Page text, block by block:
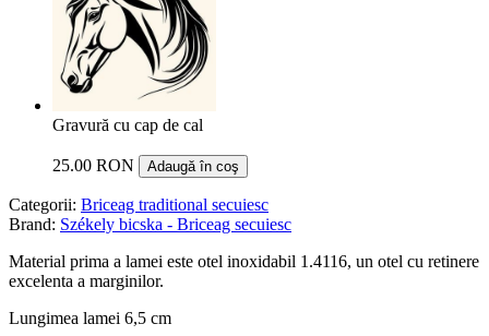
Gravură cu cap de cal
25.00 RON Adaugă în coş
Categorii: Briceag traditional secuiesc
Brand: Székely bicska - Briceag secuiesc
Material prima a lamei este otel inoxidabil 1.4116, un otel cu retinere
excelenta a marginilor.
Lungimea lamei 6,5 cm